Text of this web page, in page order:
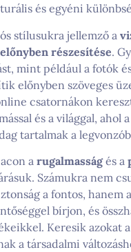
és egyéni
stílusukra jellemző a
részesítése.
mint például a fotók
előnyben szöveges
csatornákon
és a világgal, ahol
tartalmak a
a rugalmasságés a
Számukra nem
a fontos, hanem
bírjon, és
Keresik azokat
a társadalmi